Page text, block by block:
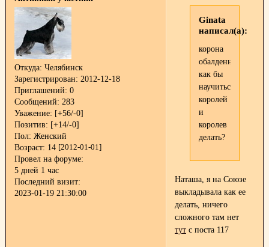
Откуда: Челябинск
Зарегистрирован: 2012-12-18
Приглашений: 0
Сообщений: 283
Уважение: [+56/-0]
Позитив: [+14/-0]
Пол: Женский
Возраст: 14 [2012-01-01]
Провел на форуме:
5 дней 1 час
Последний визит:
2023-01-19 21:30:00
Ginata
написал(а):
корона
обалденная...
как бы
научиться
королей
и
королев
делать?
Наташа, я на Союзе
выкладывала как ее
делать, ничего
сложного там нет
тутс поста 117